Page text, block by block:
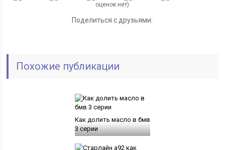
оценок нет)
Поделиться с друзьями:
Похожие публикации
Как долить масло в бмв
3 серии